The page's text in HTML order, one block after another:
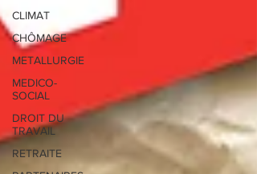
CLIMAT
CHÔMAGE
METALLURGIE
MEDICO-
SOCIAL
DROIT DU
TRAVAIL
RETRAITE